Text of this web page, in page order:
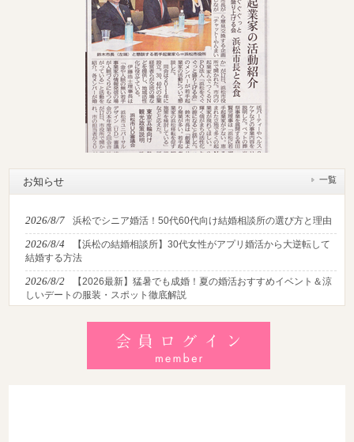
お知らせ 一覧
2026/8/7 浜松でシニア婚活！50代60代向け結婚相談所の選び方と理由
2026/8/4
【浜松の結婚相談所】30代女性がアプリ婚活から大逆転して
結婚する方法
2026/8/2
【2026最新】猛暑でも成婚！夏の婚活おすすめイベント＆涼
しいデートの服装・スポット徹底解説
後半・40代からの大人の成婚術
【浜松】30代・40代男性で「モテない男」の共通点とは？
地元の婚活女子が避けるNGな特徴3選